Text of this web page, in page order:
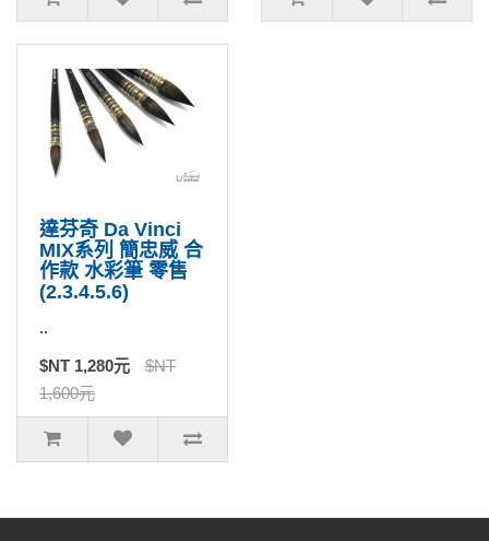
達芬奇 Da Vinci
MIX系列 簡忠威 合
作款 水彩筆 零售
(2.3.4.5.6)
..
$NT 1,280元
$NT
1,600元